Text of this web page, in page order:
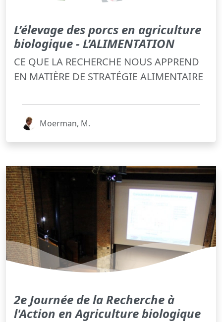
L’élevage des porcs en agriculture
biologique - L’ALIMENTATION
CE QUE LA RECHERCHE NOUS APPREND
EN MATIÈRE DE STRATÉGIE ALIMENTAIRE
Moerman, M.
2e Journée de la Recherche à
l'Action en Agriculture biologique